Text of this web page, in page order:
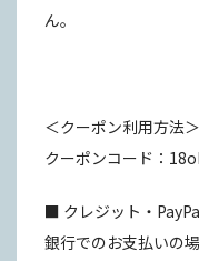
ん。
＜クーポン利用方法＞
クーポンコード：
■ クレジット・
銀行でのお支払いの